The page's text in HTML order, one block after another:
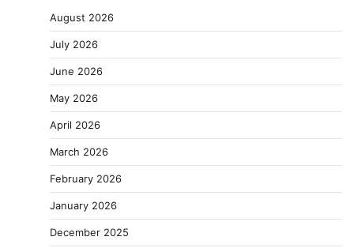
August 2026
July 2026
June 2026
May 2026
April 2026
March 2026
February 2026
January 2026
December 2025